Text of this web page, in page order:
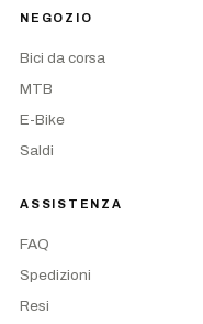
NEGOZIO
Bici da corsa
MTB
E-Bike
Saldi
ASSISTENZA
FAQ
Spedizioni
Resi